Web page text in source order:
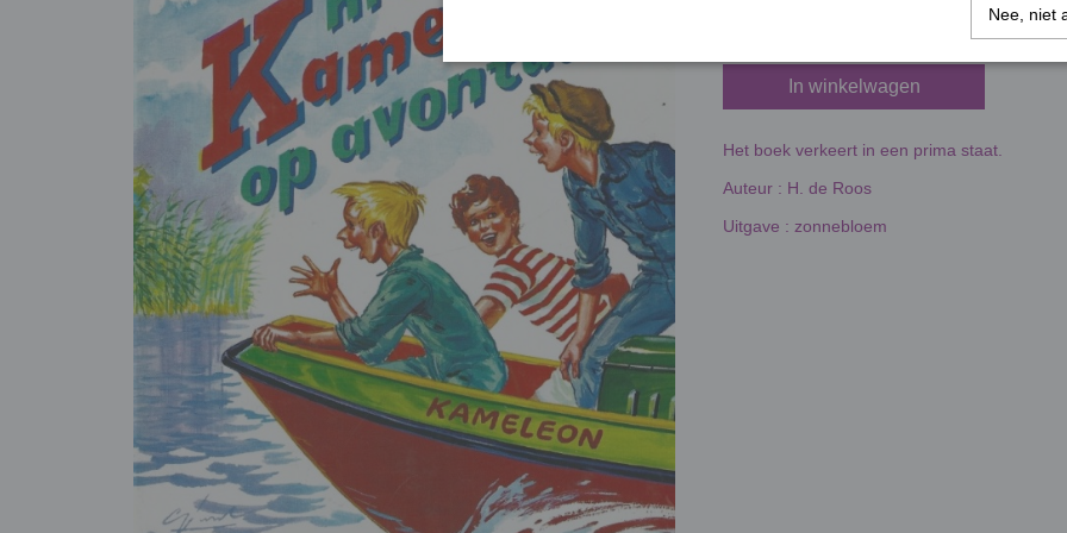
In winkelwagen
Het boek verkeert in een prima staat.
Auteur : H. de Roos
Uitgave : zonnebloem
Nee, niet